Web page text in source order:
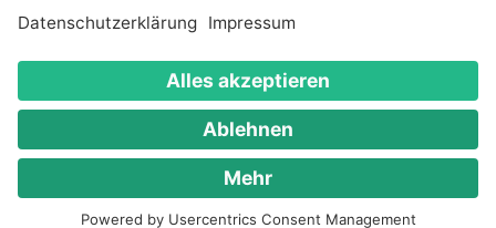
Alle genannten Produkte und Logos sind eingetragene
Warenzeichen der jeweiligen Hersteller.
Copyright © 2008 - 2026 Toys for Fun GmbH - Alle
Rechte vorbehalten